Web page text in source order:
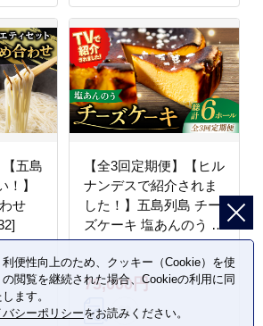
【五島
！】
せ
【全3回定期便】【ヒル
ナンデスで紹介されま
した！】五島列島 チー
ズケーキ 塩あんのう 2
個 お菓子 ケーキ 【虎
屋】 [RBA020]
75,000円
便性向上のため、クッキー（Cookie）を使
閲覧を継続された場合、Cookieの利用に同
ます。
バシーポリシーをお読みください。